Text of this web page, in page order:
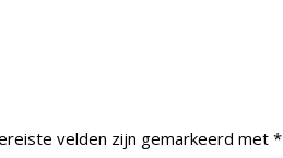
velden zijn gemarkeerd met*